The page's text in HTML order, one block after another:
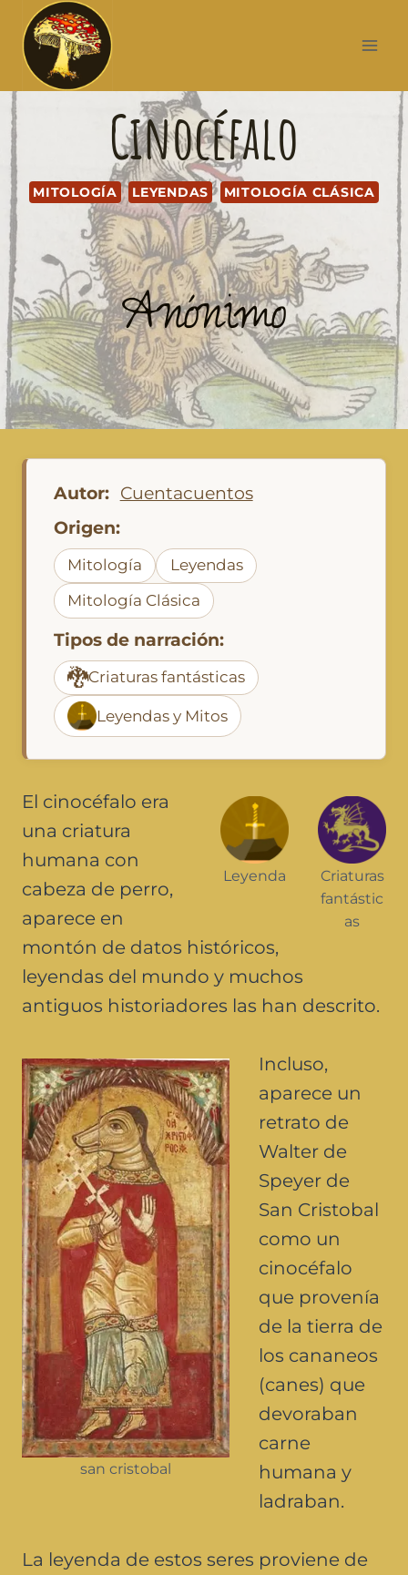
Cinocéfalo
MITOLOGÍA LEYENDAS MITOLOGÍA CLÁSICA
Anónimo
Autor: Cuentacuentos
Origen:
Mitología
Leyendas
Mitología Clásica
Tipos de narración:
🐉Criaturas fantásticas
Leyendas y Mitos
Criaturas
fantástic
as
Leyenda
El cinocéfalo era
una criatura
humana con
cabeza de perro,
aparece en
montón de datos históricos,
leyendas del mundo y muchos
antiguos historiadores las han descrito.
san cristobal
Incluso,
aparece un
retrato de
Walter de
Speyer de
San Cristobal
como un
cinocéfalo
que provenía
de la tierra de
los cananeos
(canes) que
devoraban
carne
humana y
ladraban.
La leyenda de estos seres proviene de